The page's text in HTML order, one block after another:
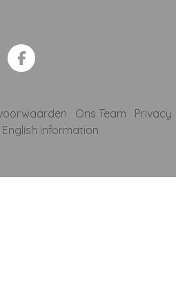
Ons Team
Privacy
English information